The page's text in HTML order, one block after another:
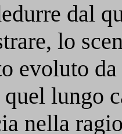
dal
lo
evoluto
lungo
nella